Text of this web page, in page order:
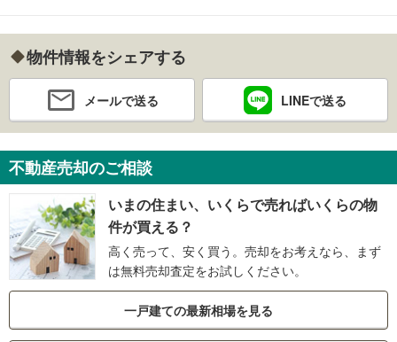
物件情報をシェアする
メールで送る LINEで送る
不動産売却のご相談
いまの住まい、いくらで売ればいくらの物
件が買える？
高く売って、安く買う。売却をお考えなら、まず
は無料売却査定をお試しください。
一戸建ての最新相場を見る